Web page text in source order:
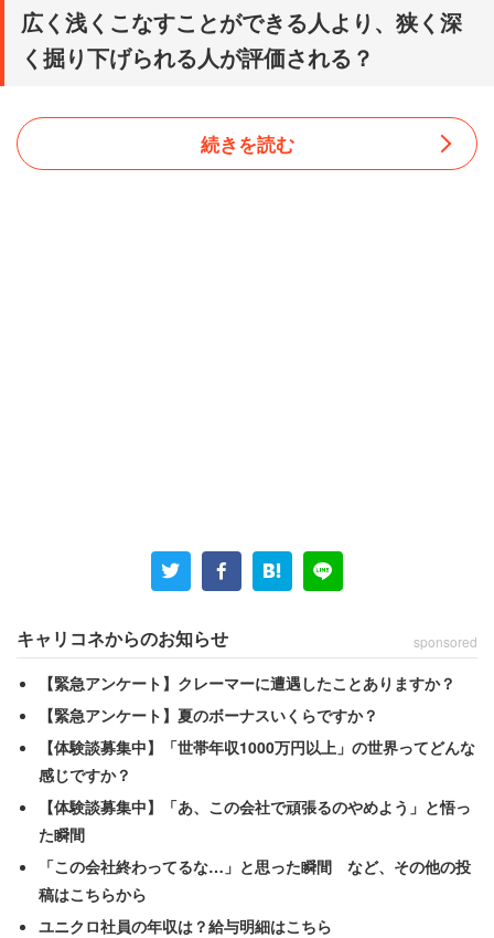
広く浅くこなすことができる人より、狭く深
く掘り下げられる人が評価される？
がっていける。ただどこも深くない」と説明する。
「一方で、（オタクは）狭いんですけど自分のよく
知っているところをガーッと掘り下げて知ってい
る。横の広がりは、今簡単にネットで補うことがで
きてしまう」
これまで好まれていた広く浅い知識を持った人は、インタ
ーネットの発達で簡単に代替えできてしまう。そのため、
「オタクが評価される時代が来ているのではないか」と語
る。
続きを読む
キャリコネからのお知らせ sponsored
【緊急アンケート】クレーマーに遭遇したことありますか？
【緊急アンケート】夏のボーナスいくらですか？
【体験談募集中】「世帯年収1000万円以上」の世界ってどんな
感じですか？
【体験談募集中】「あ、この会社で頑張るのやめよう」と悟っ
た瞬間
「この会社終わってるな…」と思った瞬間 など、その他の投
稿はこちらから
ユニクロ社員の年収は？給与明細はこちら